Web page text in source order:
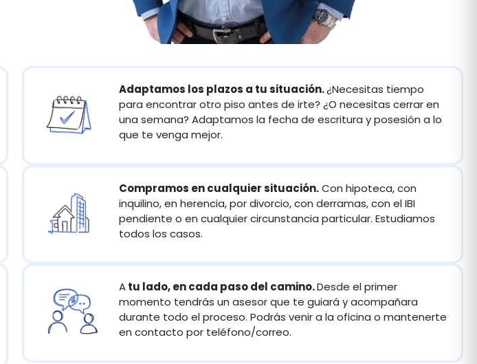
Adaptamos los plazos a tu situación.¿Necesitas tiempo
para encontrar otro piso antes de irte? ¿O necesitas cerrar en
una semana? Adaptamos la fecha de escritura y posesión a lo
que te venga mejor.
Compramos en cualquier situación.Con hipoteca, con
inquilino, en herencia, por divorcio, con derramas, con el IBI
pendiente o en cualquier circunstancia particular. Estudiamos
todos los casos.
Atu lado, en cada paso del camino.Desde el primer
momento tendrás un asesor que te guiará y acompañara
durante todo el proceso. Podrás venir a la oficina o mantenerte
en contacto por teléfono/correo.